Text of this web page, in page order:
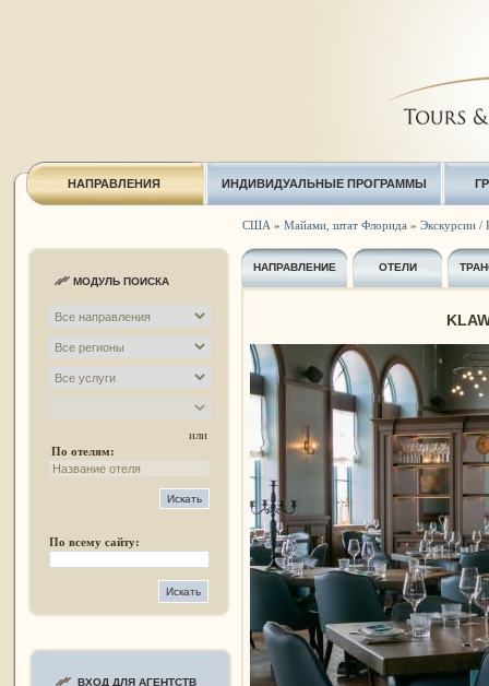
НАПРАВЛЕНИЯ ИНДИВИДУАЛЬНЫЕ ПРОГРАММЫ
МОДУЛЬ ПОИСКА
или
По отелям:
По всему сайту:
ВХОД ДЛЯ АГЕНТСТВ
США » Майами, штат Флорида » Экскурсии /
НАПРАВЛЕНИЕ ОТЕЛИ